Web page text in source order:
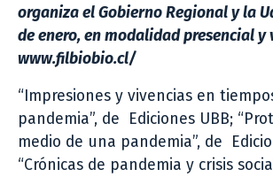
organiza el Gobierno Regional y la
de enero, en modalidad presencial
www.filbiobio.cl/
“Impresiones y vivencias en
pandemia”, de Ediciones UBB;
medio de una pandemia”, de
“Crónicas de pandemia y crisis